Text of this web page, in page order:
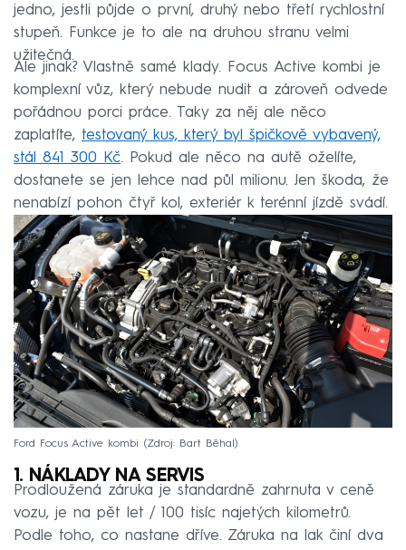
jedno, jestli půjde o první, druhý nebo třetí rychlostní
stupeň. Funkce je to ale na druhou stranu velmi
užitečná.
Ale jinak? Vlastně samé klady. Focus Active kombi je
komplexní vůz, který nebude nudit a zároveň odvede
pořádnou porci práce. Taky za něj ale něco
zaplatíte, testovaný kus, který byl špičkově vybavený,
stál 841 300 Kč. Pokud ale něco na autě oželíte,
dostanete se jen lehce nad půl milionu. Jen škoda, že
nenabízí pohon čtyř kol, exteriér k terénní jízdě svádí.
Ford Focus Active kombi Zdroj: Bart Běhal
1. NÁKLADY NA SERVIS
Prodloužená záruka je standardně zahrnuta v ceně
vozu, je na pět let / 100 tisíc najetých kilometrů.
Podle toho, co nastane dříve. Záruka na lak činí dva